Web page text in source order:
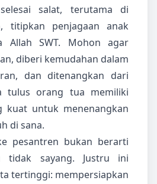
salat, terutama di
titipkan penjagaan anak
Allah SWT. Mohon agar
diberi kemudahan dalam
dan ditenangkan dari
tulus orang tua memiliki
kuat untuk menenangkan
di sana.
pesantren bukan berarti
tidak sayang. Justru ini
tertinggi: mempersiapkan